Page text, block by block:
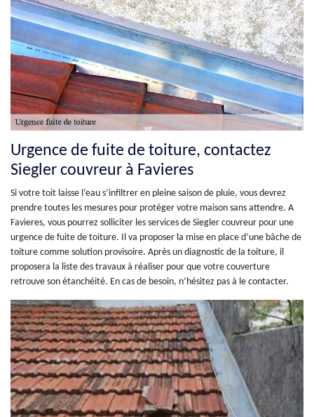
Urgence de fuite de toiture, contactez
Siegler couvreur à Favieres
Si votre toit laisse l’eau s’infiltrer en pleine saison de pluie, vous devrez
prendre toutes les mesures pour protéger votre maison sans attendre. A
Favieres, vous pourrez solliciter les services de Siegler couvreur pour une
urgence de fuite de toiture. Il va proposer la mise en place d’une bâche de
toiture comme solution provisoire. Après un diagnostic de la toiture, il
proposera la liste des travaux à réaliser pour que votre couverture
retrouve son étanchéité. En cas de besoin, n’hésitez pas à le contacter.